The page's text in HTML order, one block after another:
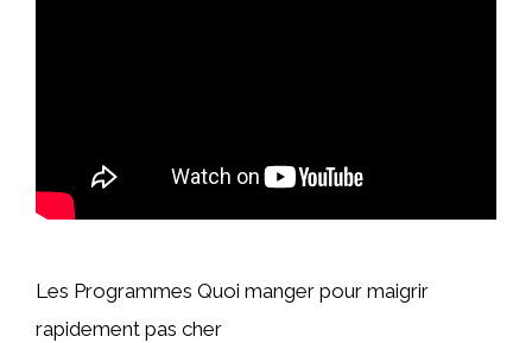
Les Programmes Quoi manger pour maigrir
rapidement pas cher